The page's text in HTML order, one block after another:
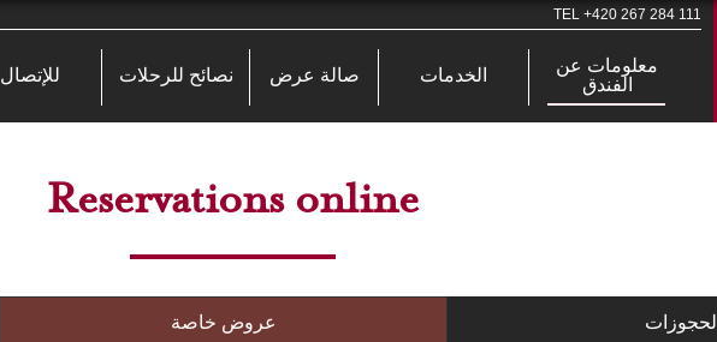
TEL +420 267 284 111
معلومات عن
الفندق
الخدمات صالة عرض نصائح للرحلات للإتصال
Reservations online
الحجوزات عروض خاصة